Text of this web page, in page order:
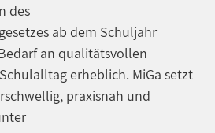
des
ab dem Schuljahr
an qualitätsvollen
erheblich. MiGa setzt
praxisnah und